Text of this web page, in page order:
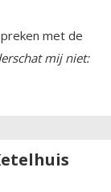
met de
mij niet: